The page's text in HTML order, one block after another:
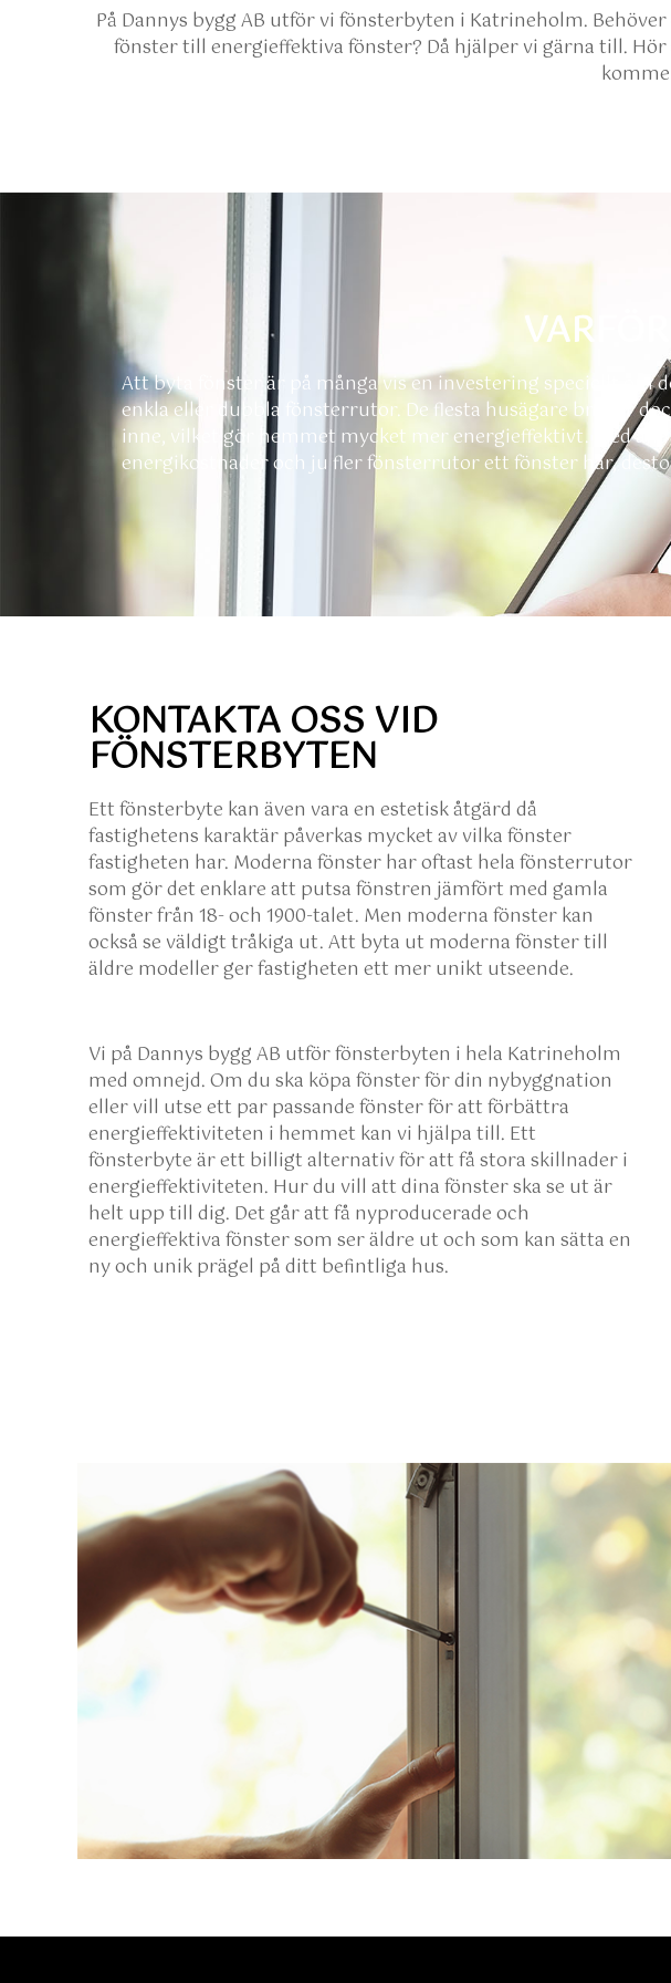
På Dannys bygg AB utför vi fönsterbyten i Katrineholm.
fönster till energieffektiva fönster? Då hjälper vi gärna till.
Att byta fönster är på många vis en investering speciellt om
enkla eller dubbla fönsterrutor. De flesta husägare brukar
inne, vilket gör hemmet mycket mer energieffektivt. Med
energikostnader och ju fler fönsterrutor ett fönster har,
KONTAKTA OSS VID
FÖNSTERBYTEN
Ett fönsterbyte kan även vara en estetisk åtgärd då
fastighetens karaktär påverkas mycket av vilka fönster
fastigheten har. Moderna fönster har oftast hela fönsterrutor
som gör det enklare att putsa fönstren jämfört med gamla
fönster från 18- och 1900-talet. Men moderna fönster kan
också se väldigt tråkiga ut. Att byta ut moderna fönster till
äldre modeller ger fastigheten ett mer unikt utseende.
Vi på Dannys bygg AB utför fönsterbyten i hela Katrineholm
med omnejd. Om du ska köpa fönster för din nybyggnation
eller vill utse ett par passande fönster för att förbättra
energieffektiviteten i hemmet kan vi hjälpa till. Ett
fönsterbyte är ett billigt alternativ för att få stora skillnader i
energieffektiviteten. Hur du vill att dina fönster ska se ut är
helt upp till dig. Det går att få nyproducerade och
energieffektiva fönster som ser äldre ut och som kan sätta en
ny och unik prägel på ditt befintliga hus.